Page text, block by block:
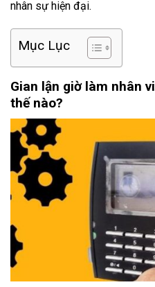
nhân sự hiện đại.
Mục Lục
Gian lận giờ làm nhân
thế nào?